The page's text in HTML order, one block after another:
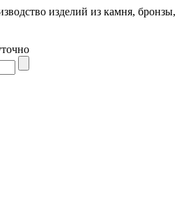
изделий из камня, бронзы,